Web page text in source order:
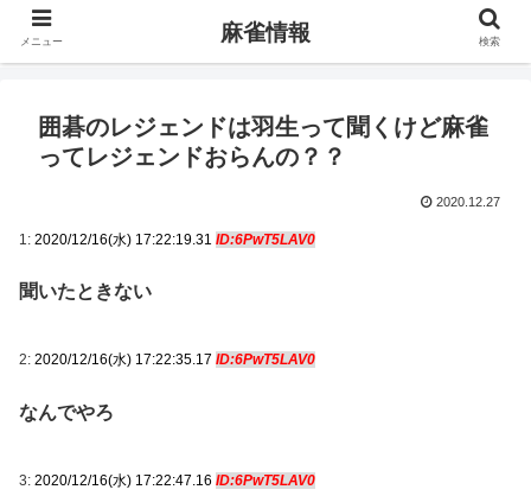
囲碁のレジェンドは羽生って聞くけど麻雀
ってレジェンドおらんの？？
2020.12.27
1: 2020/12/16(水) 17:22:19.31 ID:6PwT5LAV0
聞いたときない
2: 2020/12/16(水) 17:22:35.17 ID:6PwT5LAV0
なんでやろ
3: 2020/12/16(水) 17:22:47.16 ID:6PwT5LAV0
メニュー 麻雀情報 検索